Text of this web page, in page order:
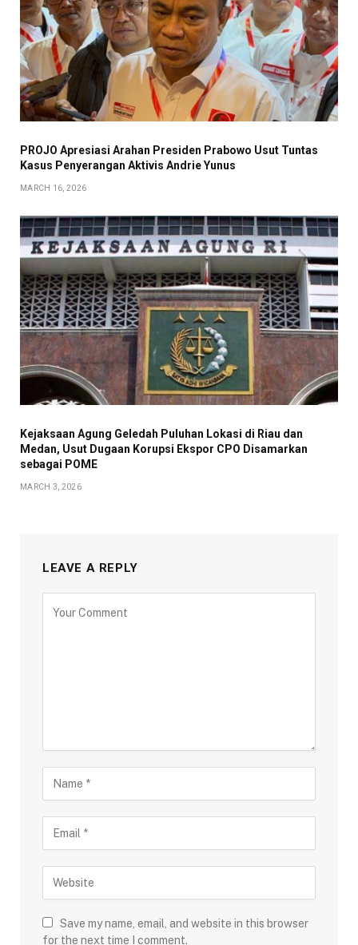
PROJO Apresiasi Arahan Presiden Prabowo Usut Tuntas
Kasus Penyerangan Aktivis Andrie Yunus
MARCH 16, 2026
Kejaksaan Agung Geledah Puluhan Lokasi di Riau dan
Medan, Usut Dugaan Korupsi Ekspor CPO Disamarkan
sebagai POME
MARCH 3, 2026
LEAVE A REPLY
Save my name, email, and website in this browser
for the next time I comment.